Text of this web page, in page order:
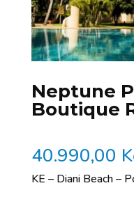
Neptune
Boutique
40.990,00
KE – Diani Beach –